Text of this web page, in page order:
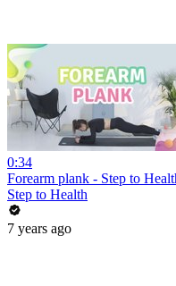
0:34
Forearm plank - Step to
Step to Health
7 years ago